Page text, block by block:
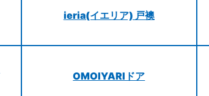
ieria(イエリア) 戸襖
OMOIYARIドア